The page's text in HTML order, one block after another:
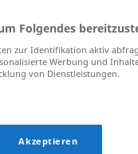
Folgendes
zur Identifikation aktiv
Werbung und
von Dienstleistungen.
Akzeptieren